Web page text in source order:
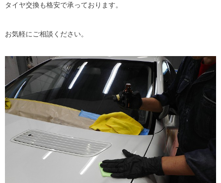
タイヤ交換も格安で承っております。
お気軽にご相談ください。